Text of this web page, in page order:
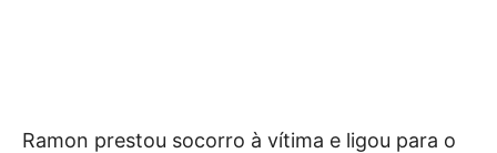
Ramon prestou socorro à vítima e ligou para o